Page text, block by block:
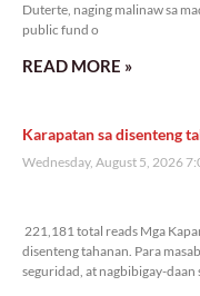
Duterte, naging malinaw sa
public fund o
READ MORE »
Karapatan sa disenteng
Wednesday, August 5, 2026
221,181 total reads Mga
disenteng tahanan. Para
seguridad, at nagbibigay-daan